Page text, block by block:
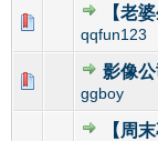
【老
qqfun123
0
影像
ggboy
0
【周